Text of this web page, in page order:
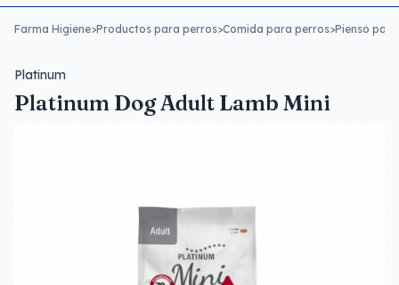
Farma Higiene>Productos para perros>Comida para perros>Pienso
Platinum
Platinum Dog Adult Lamb Mini